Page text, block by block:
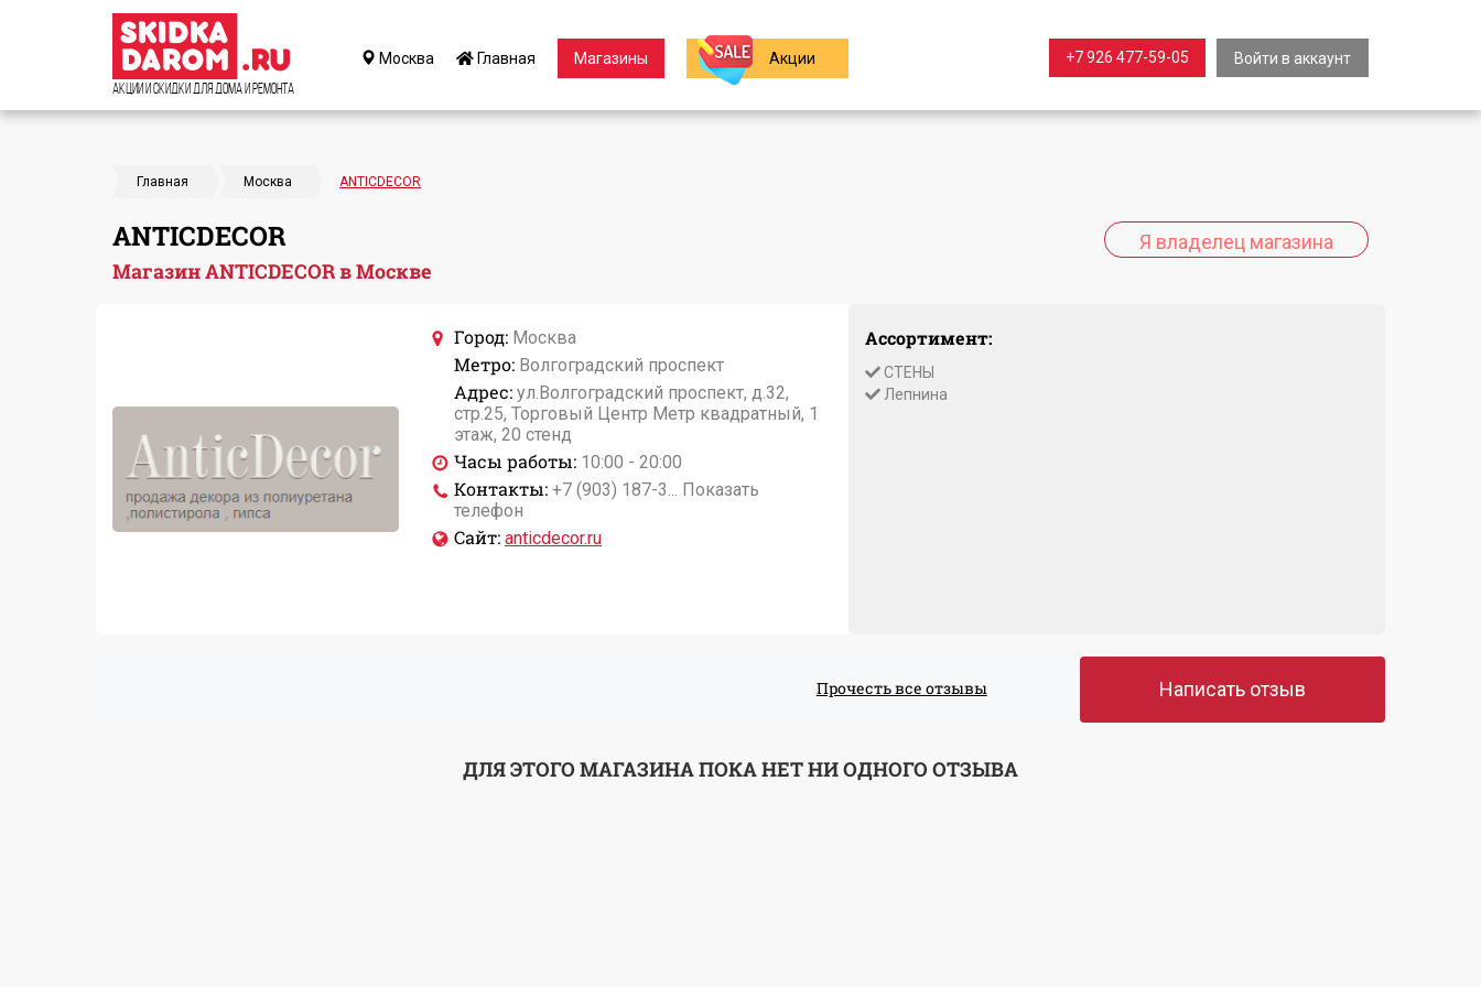
Акции и Скидки для дома и ремонта
Москва Главная Магазины Акции Войти в аккаунт
+7 926 477-59-05
Главная Москва ANTICDECOR
ANTICDECOR
Магазин ANTICDECOR в Москве
Город: Москва
Метро: Волгоградский проспект
Адрес: ул.Волгоградский проспект, д.32,
стр.25, Торговый Центр Метр квадратный, 1
этаж, 20 стенд
Часы работы: 10:00 - 20:00
Контакты: +7 (903) 187-3... Показать
телефон
Сайт: anticdecor.ru
Ассортимент:
СТЕНЫ
Лепнина
Прочесть все отзывы Написать отзыв
ДЛЯ ЭТОГО МАГАЗИНА ПОКА НЕТ НИ ОДНОГО ОТЗЫВА